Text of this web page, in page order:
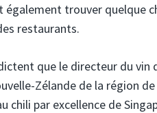
également trouver quelque
restaurants.
que le directeur du
Zélande de la région
chili par excellence de